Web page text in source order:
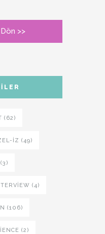
>>
(62)
IZ (49)
(4)
(106)
(2)